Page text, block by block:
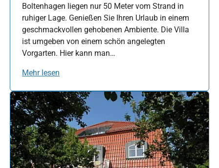
Boltenhagen liegen nur 50 Meter vom Strand in
ruhiger Lage. Genießen Sie Ihren Urlaub in einem
geschmackvollen gehobenen Ambiente. Die Villa
ist umgeben von einem schön angelegten
Vorgarten. Hier kann man…
Mehr lesen